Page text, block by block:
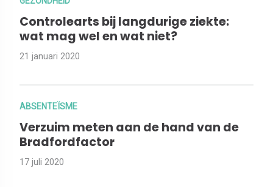
Controlearts bij langdurige ziekte:
wat mag wel en wat niet?
21 januari 2020
ABSENTEÏSME
Verzuim meten aan de hand van de
Bradfordfactor
17 juli 2020